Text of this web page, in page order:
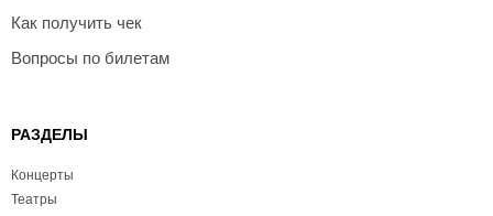
Как получить чек
Вопросы по билетам
РАЗДЕЛЫ
Концерты
Театры